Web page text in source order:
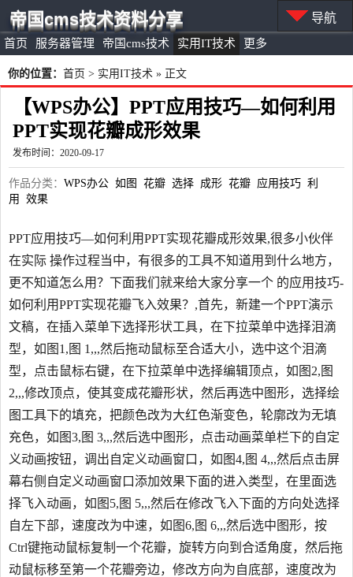
首页 服务器管理 帝国cms技术 实用IT技术 更多
帝国cms技术资料分享 导航
你的位置： 首页 > 实用IT技术 » 正文
【WPS办公】PPT应用技巧—如何利用
PPT实现花瓣成形效果
发布时间：2020-09-17
作品分类： WPS办公 如图 花瓣 选择 成形 花瓣 应用技巧 利
用
效果
PPT应用技巧—如何利用PPT实现花瓣成形效果,很多小伙伴
在实际 操作过程当中，有很多的工具不知道用到什么地方，
更不知道怎么用？下面我们就来给大家分享一个 的应用技巧-
如何利用PPT实现花瓣飞入效果？,首先，新建一个PPT演示
文稿，在插入菜单下选择形状工具，在下拉菜单中选择泪滴
型，如图1,图 1,,,然后拖动鼠标至合适大小，选中这个泪滴
型，点击鼠标右键，在下拉菜单中选择编辑顶点，如图2,图
2,,,修改顶点，使其变成花瓣形状，然后再选中图形，选择绘
图工具下的填充，把颜色改为大红色渐变色，轮廓改为无填
充色，如图3,图 3,,,然后选中图形，点击动画菜单栏下的自定
义动画按钮，调出自定义动画窗口，如图4,图 4,,,然后点击屏
幕右侧自定义动画窗口添加效果下面的进入类型，在里面选
择飞入动画，如图5,图 5,,,然后在修改飞入下面的方向处选择
自左下部，速度改为中速，如图6,图 6,,,然后选中图形，按
Ctrl键拖动鼠标复制一个花瓣，旋转方向到合适角度，然后拖
动鼠标移至第一个花瓣旁边，修改方向为自底部，速度改为